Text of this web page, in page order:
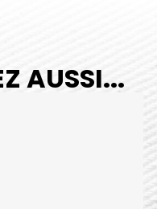
AUSSI...